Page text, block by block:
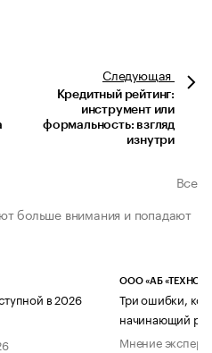
Следующая
Кредитный рейтинг:
инструмент или
формальность: взгляд
изнутри
Все
больше внимания и попадают
в 2026
ООО «АБ
Три ошибки,
начинающий
Мнение